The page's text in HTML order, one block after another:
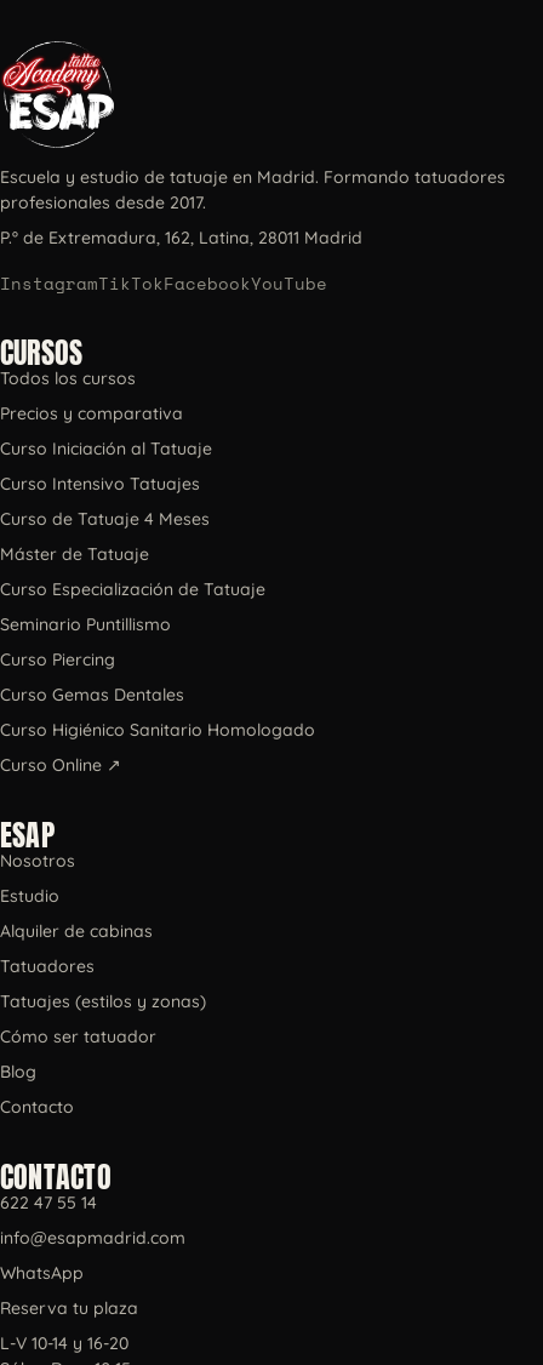
Escuela y estudio de tatuaje en Madrid. Formando tatuadores
profesionales desde 2017.
P.º de Extremadura, 162, Latina, 28011 Madrid
InstagramTikTokFacebookYouTube
CURSOS
Todos los cursos
Precios y comparativa
Curso Iniciación al Tatuaje
Curso Intensivo Tatuajes
Curso de Tatuaje 4 Meses
Máster de Tatuaje
Curso Especialización de Tatuaje
Seminario Puntillismo
Curso Piercing
Curso Gemas Dentales
Curso Higiénico Sanitario Homologado
Curso Online ↗
ESAP
Nosotros
Estudio
Alquiler de cabinas
Tatuadores
Tatuajes (estilos y zonas)
Cómo ser tatuador
Blog
Contacto
CONTACTO
622 47 55 14
info@esapmadrid.com
WhatsApp
Reserva tu plaza
L-V 10-14 y 16-20